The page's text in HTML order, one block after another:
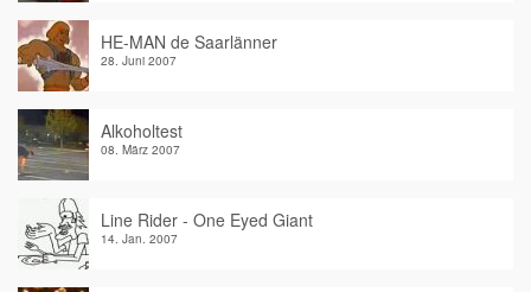
HE-MAN de Saarlänner
28. Juni 2007
Alkoholtest
08. März 2007
Line Rider - One Eyed Giant
14. Jan. 2007